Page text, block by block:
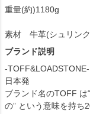
重量(約)1180g
素材 牛革(シュリン
ブランド説明
-TOFF&LOADSTONE-
日本発
ブランド名のTOFF は
の” という意味を持ち